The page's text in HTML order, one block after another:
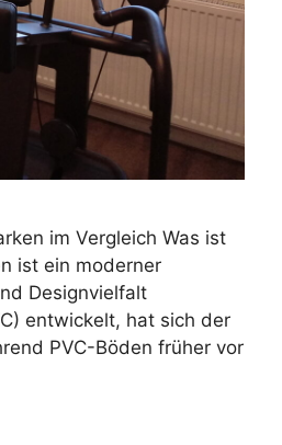
im Vergleich Was ist
ist ein moderner
Designvielfalt
entwickelt, hat sich der
PVC-Böden früher vor